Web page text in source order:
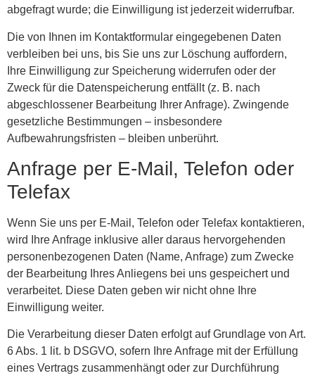
abgefragt wurde; die Einwilligung ist jederzeit widerrufbar.
Die von Ihnen im Kontaktformular eingegebenen Daten
verbleiben bei uns, bis Sie uns zur Löschung auffordern,
Ihre Einwilligung zur Speicherung widerrufen oder der
Zweck für die Datenspeicherung entfällt (z. B. nach
abgeschlossener Bearbeitung Ihrer Anfrage). Zwingende
gesetzliche Bestimmungen – insbesondere
Aufbewahrungsfristen – bleiben unberührt.
Anfrage per E-Mail, Telefon oder
Telefax
Wenn Sie uns per E-Mail, Telefon oder Telefax kontaktieren,
wird Ihre Anfrage inklusive aller daraus hervorgehenden
personenbezogenen Daten (Name, Anfrage) zum Zwecke
der Bearbeitung Ihres Anliegens bei uns gespeichert und
verarbeitet. Diese Daten geben wir nicht ohne Ihre
Einwilligung weiter.
Die Verarbeitung dieser Daten erfolgt auf Grundlage von Art.
6 Abs. 1 lit. b DSGVO, sofern Ihre Anfrage mit der Erfüllung
eines Vertrags zusammenhängt oder zur Durchführung